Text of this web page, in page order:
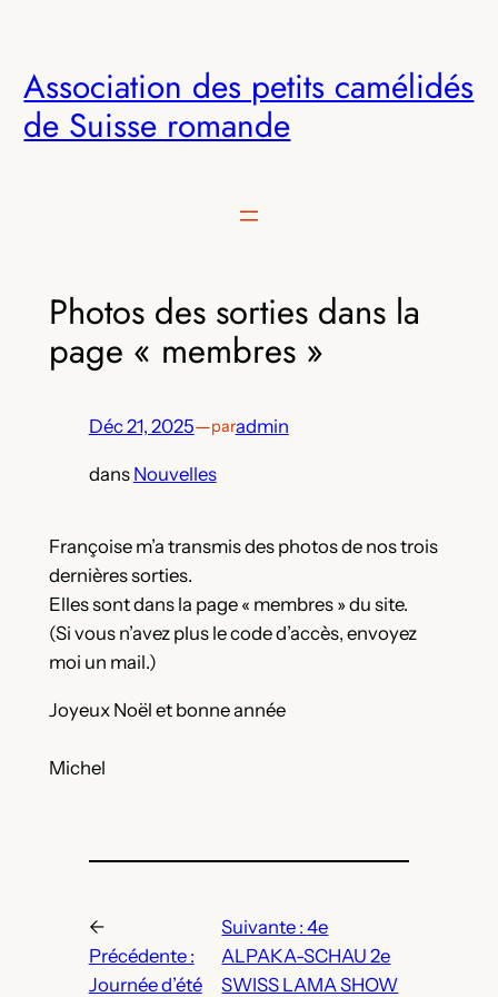
contenu
Association des petits camélidés
de Suisse romande
Photos des sorties dans la
page « membres »
Déc 21, 2025—paradmin
dans Nouvelles
Françoise m’a transmis des photos de nos trois
dernières sorties.
Elles sont dans la page « membres » du site.
(Si vous n’avez plus le code d’accès, envoyez
moi un mail.)
Joyeux Noël et bonne année
Michel
←
Précédente :
Journée d’été
Suivante :4e
ALPAKA-SCHAU 2e
SWISS LAMA SHOW